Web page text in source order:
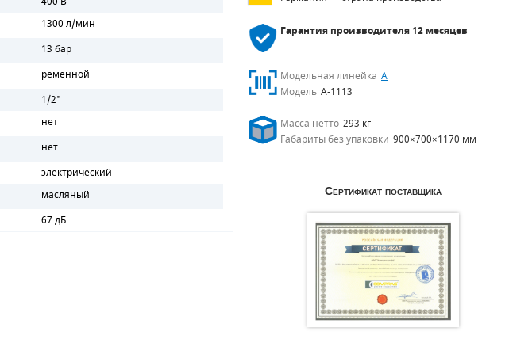
1300 л/мин
13 бар
ременной
1/2"
нет
нет
электрический
масляный
67 дБ
Гарантия производителя12 месяцев
Модельная линейка A
Модель A-1113
Масса нетто 293 кг
Габариты без упаковки 900×700×1170 мм
Сертификат поставщика